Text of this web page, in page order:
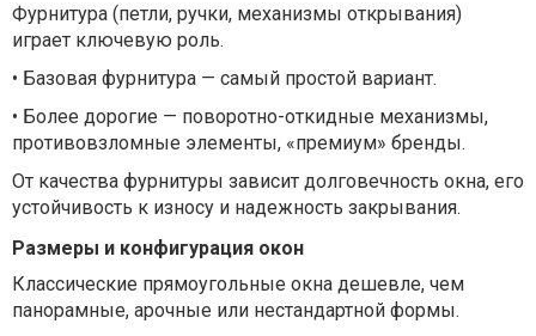
Фурнитура (петли, ручки, механизмы открывания)
играет ключевую роль.
• Базовая фурнитура — самый простой вариант.
• Более дорогие — поворотно-откидные механизмы,
противовзломные элементы, «премиум» бренды.
От качества фурнитуры зависит долговечность окна, его
устойчивость к износу и надежность закрывания.
Размеры и конфигурация окон
Классические прямоугольные окна дешевле, чем
панорамные, арочные или нестандартной формы.